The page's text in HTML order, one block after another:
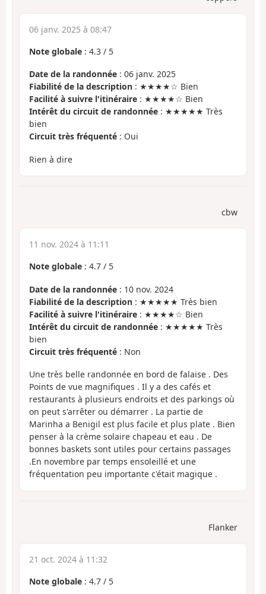
06 janv. 2025 à 08:47
Note globale : 4.3 / 5
Date de la randonnée : 06 janv. 2025
Fiabilité de la description : ★★★★☆ Bien
Facilité à suivre l'itinéraire : ★★★★☆ Bien
Intérêt du circuit de randonnée : ★★★★★ Très
bien
Circuit très fréquenté : Oui
Rien à dire
cbw
11 nov. 2024 à 11:11
Note globale : 4.7 / 5
Date de la randonnée : 10 nov. 2024
Fiabilité de la description : ★★★★★ Très bien
Facilité à suivre l'itinéraire : ★★★★☆ Bien
Intérêt du circuit de randonnée : ★★★★★ Très
bien
Circuit très fréquenté : Non
Une très belle randonnée en bord de falaise . Des
Points de vue magnifiques . Il y a des cafés et
restaurants à plusieurs endroits et des parkings où
on peut s'arrêter ou démarrer . La partie de
Marinha a Benigil est plus facile et plus plate . Bien
penser à la crème solaire chapeau et eau . De
bonnes baskets sont utiles pour certains passages
.En novembre par temps ensoleillé et une
fréquentation peu importante c'était magique .
Flanker
21 oct. 2024 à 11:32
Note globale : 4.7 / 5